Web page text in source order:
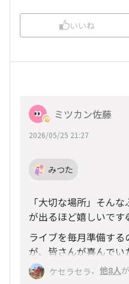
いいね
ミツカン佐藤
2026/05/25 21:27
みつた
「大切な場所」そん
が出るほど嬉しいです
ライブを毎月準備す
が、皆さんが喜んでい
頑張ろうと思えて、
成を練ってました！
ケセラセラ、 他8人